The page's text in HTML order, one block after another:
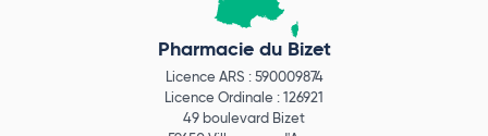
Pharmacie du Bizet
Licence ARS : 590009874
Licence Ordinale : 126921
49 boulevard Bizet